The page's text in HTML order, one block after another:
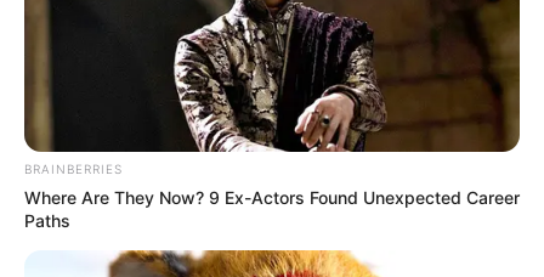
a férjemé Hatvanpuszta, nem a Viktoré.”
BRAINBERRIES
Where Are They Now? 9 Ex-Actors Found Unexpected Career
Paths